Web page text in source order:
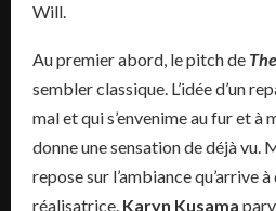
Will.
Au premier abord, le pitch de
sembler classique. L’idée d’un
mal et qui s’envenime au fur et à
donne une sensation de déjà vu.
repose sur l’ambiance qu’arrive
réalisatrice. Karyn Kusama